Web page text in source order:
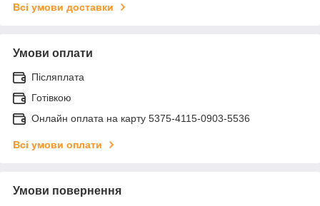
Всі умови доставки
Умови оплати
Післяплата
Готівкою
Онлайн оплата на карту 5375-4115-0903-5536
Всі умови оплати
Умови повернення